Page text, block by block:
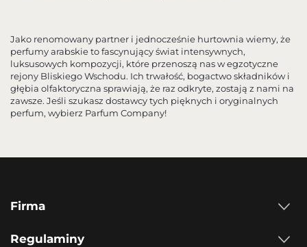
Jako renomowany partner i jednocześnie hurtownia wiemy, że
perfumy arabskie to fascynujący świat intensywnych,
luksusowych kompozycji, które przenoszą nas w egzotyczne
rejony Bliskiego Wschodu. Ich trwałość, bogactwo składników i
głębia olfaktoryczna sprawiają, że raz odkryte, zostają z nami na
zawsze. Jeśli szukasz dostawcy tych pięknych i oryginalnych
perfum, wybierz Parfum Company!
Firma
Regulaminy